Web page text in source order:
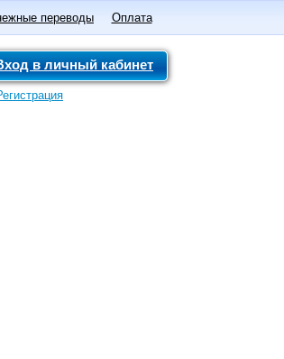
переводы Оплата
в личный кабинет